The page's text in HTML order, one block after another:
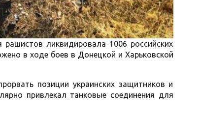
ликвидировала 1006 российских
в ходе боев в Донецкой и Харьковской
позиции украинских защитников и
привлекал танковые соединения для